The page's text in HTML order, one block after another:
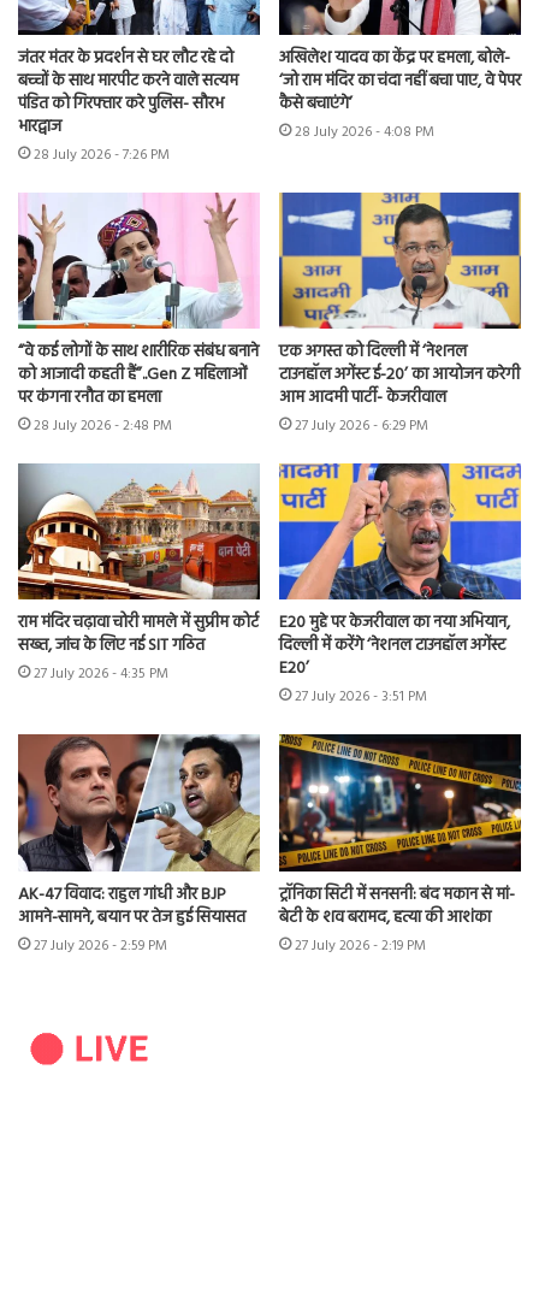
जंतर मंतर के प्रदर्शन से घर लौट रहे दो
बच्चों के साथ मारपीट करने वाले सत्यम
पंडित को गिरफ्तार करे पुलिस- सौरभ
भारद्वाज
28 July 2026 - 7:26 PM
अखिलेश यादव का केंद्र पर हमला, बोले-
‘जो राम मंदिर का चंदा नहीं बचा पाए, वे पेपर
कैसे बचाएंगे’
28 July 2026 - 4:08 PM
“वे कई लोगों के साथ शारीरिक संबंध बनाने
को आजादी कहती हैं”..Gen Z महिलाओं
पर कंगना रनौत का हमला
28 July 2026 - 2:48 PM
एक अगस्त को दिल्ली में ‘नेशनल
टाउनहॉल अगेंस्ट ई-20’ का आयोजन करेगी
आम आदमी पार्टी- केजरीवाल
27 July 2026 - 6:29 PM
राम मंदिर चढ़ावा चोरी मामले में सुप्रीम कोर्ट
सख्त, जांच के लिए नई SIT गठित
27 July 2026 - 4:35 PM
E20 मुद्दे पर केजरीवाल का नया अभियान,
दिल्ली में करेंगे ‘नेशनल टाउनहॉल अगेंस्ट
E20’
27 July 2026 - 3:51 PM
AK-47 विवाद: राहुल गांधी और BJP
आमने-सामने, बयान पर तेज हुई सियासत
27 July 2026 - 2:59 PM
ट्रॉनिका सिटी में सनसनी: बंद मकान से मां-
बेटी के शव बरामद, हत्या की आशंका
27 July 2026 - 2:19 PM